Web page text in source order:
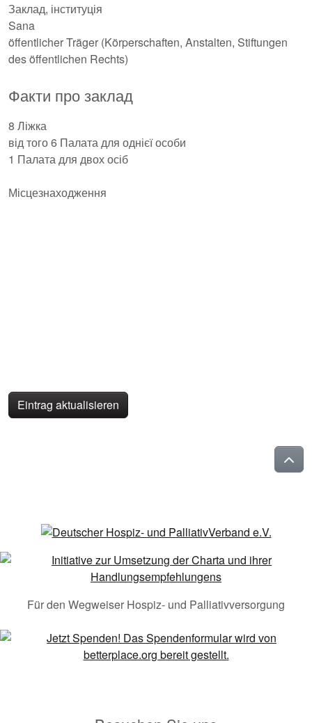
Заклад, інституція
Sana
öffentlicher Träger (Körperschaften, Anstalten, Stiftungen
des öffentlichen Rechts)
Факти про заклад
8 Ліжка
від того 6 Палата для однієї особи
1 Палата для двох осіб
Місцезнаходження
Eintrag aktualisieren
Für den Wegweiser Hospiz- und Palliativversorgung